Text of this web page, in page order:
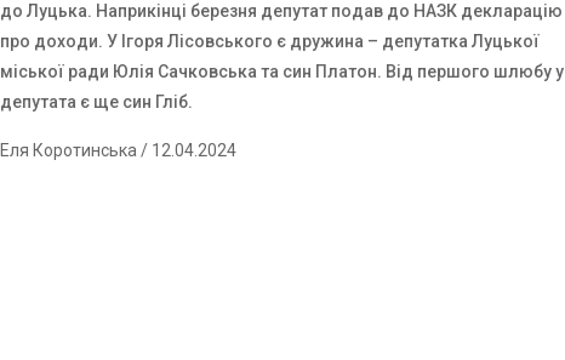
до Луцька. Наприкінці березня депутат подав до НАЗК декларацію
про доходи. У Ігоря Лісовського є дружина – депутатка Луцької
міської ради Юлія Сачковська та син Платон. Від першого шлюбу у
депутата є ще син Гліб.
Еля Коротинська / 12.04.2024